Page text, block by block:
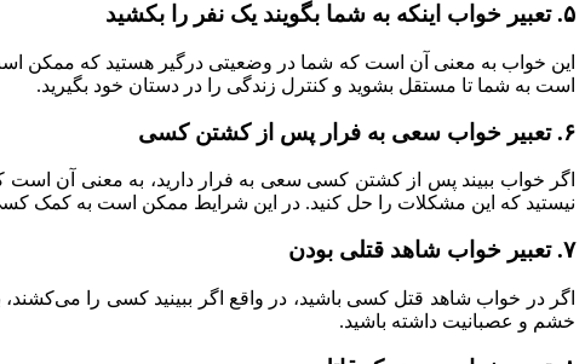
۵. تعبیر خواب اینکه به شما بگویند یک نفر را بکشید
این خواب به معنی آن است که شما در وضعیتی درگیر هستید که ممکن
است به شما تا مستقل بشوید و کنترل زندگی را در دستان خود بگیرید.
۶. تعبیر خواب سعی به فرار پس از کشتن کسی
اگر خواب ببیند پس از کشتن کسی سعی به فرار دارید، به معنی آن
نیستید که این مشکلات را حل کنید. در این شرایط ممکن است به کمک کسی
۷. تعبیر خواب شاهد قتلی بودن
اگر در خواب شاهد قتل کسی باشید، در واقع اگر ببینید کسی را
خشم و عصبانیت داشته باشید.